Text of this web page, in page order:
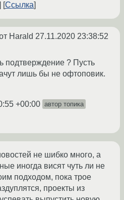
Ссылка
Harald 27.11.2020 23:38:52
подтверждение ? Пусть
лишь бы не офтоповик.
+00:00 автор топика
не шибко много, а
иногда висят чуть ли не
подходом, пока трое
проекты из